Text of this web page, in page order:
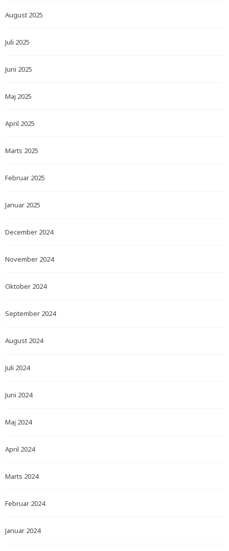
August 2025
Juli 2025
Juni 2025
Maj 2025
April 2025
Marts 2025
Februar 2025
Januar 2025
December 2024
November 2024
Oktober 2024
September 2024
August 2024
Juli 2024
Juni 2024
Maj 2024
April 2024
Marts 2024
Februar 2024
Januar 2024